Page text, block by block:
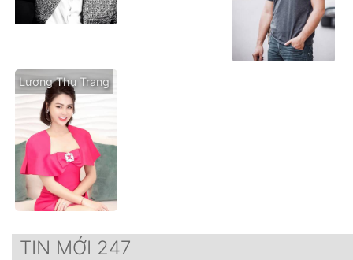
Lương Thu Trang
TIN MỚI 247